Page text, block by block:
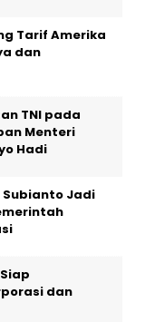
Tarif Amerika
dan
TNI pada
Menteri
Hadi
Subianto Jadi
dan